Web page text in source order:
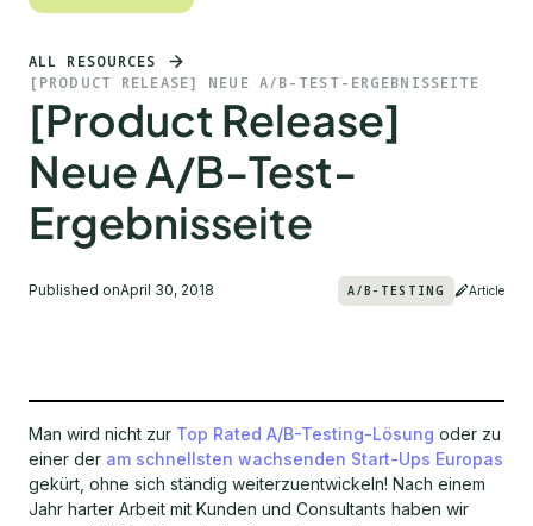
ALL RESOURCES
[PRODUCT RELEASE] NEUE A/B-TEST-ERGEBNISSEITE
[Product Release]
Neue A/B-Test-
Ergebnisseite
Published onApril 30, 2018 A/B-TESTING Article
Man wird nicht zur Top Rated A/B-Testing-Lösung oder zu
einer der am schnellsten wachsenden Start-Ups Europas
gekürt, ohne sich ständig weiterzuentwickeln! Nach einem
Jahr harter Arbeit mit Kunden und Consultants haben wir